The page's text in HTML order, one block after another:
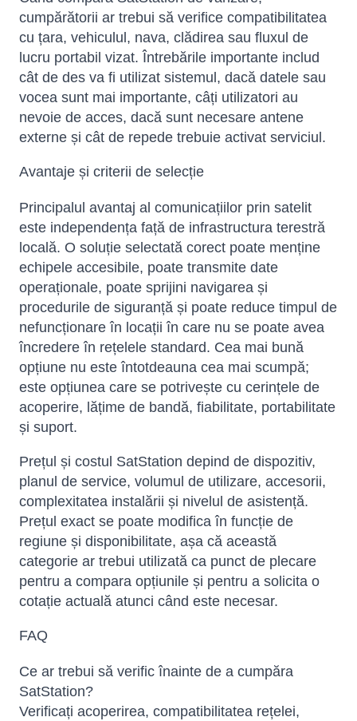
cumpărătorii ar trebui să verifice compatibilitatea
cu țara, vehiculul, nava, clădirea sau fluxul de
lucru portabil vizat. Întrebările importante includ
cât de des va fi utilizat sistemul, dacă datele sau
vocea sunt mai importante, câți utilizatori au
nevoie de acces, dacă sunt necesare antene
externe și cât de repede trebuie activat serviciul.
Avantaje și criterii de selecție
Principalul avantaj al comunicațiilor prin satelit
este independența față de infrastructura terestră
locală. O soluție selectată corect poate menține
echipele accesibile, poate transmite date
operaționale, poate sprijini navigarea și
procedurile de siguranță și poate reduce timpul de
nefuncționare în locații în care nu se poate avea
încredere în rețelele standard. Cea mai bună
opțiune nu este întotdeauna cea mai scumpă;
este opțiunea care se potrivește cu cerințele de
acoperire, lățime de bandă, fiabilitate, portabilitate
și suport.
Prețul și costul SatStation depind de dispozitiv,
planul de service, volumul de utilizare, accesorii,
complexitatea instalării și nivelul de asistență.
Prețul exact se poate modifica în funcție de
regiune și disponibilitate, așa că această
categorie ar trebui utilizată ca punct de plecare
pentru a compara opțiunile și pentru a solicita o
cotație actuală atunci când este necesar.
FAQ
Ce ar trebui să verific înainte de a cumpăra
SatStation?
Verificați acoperirea, compatibilitatea rețelei,